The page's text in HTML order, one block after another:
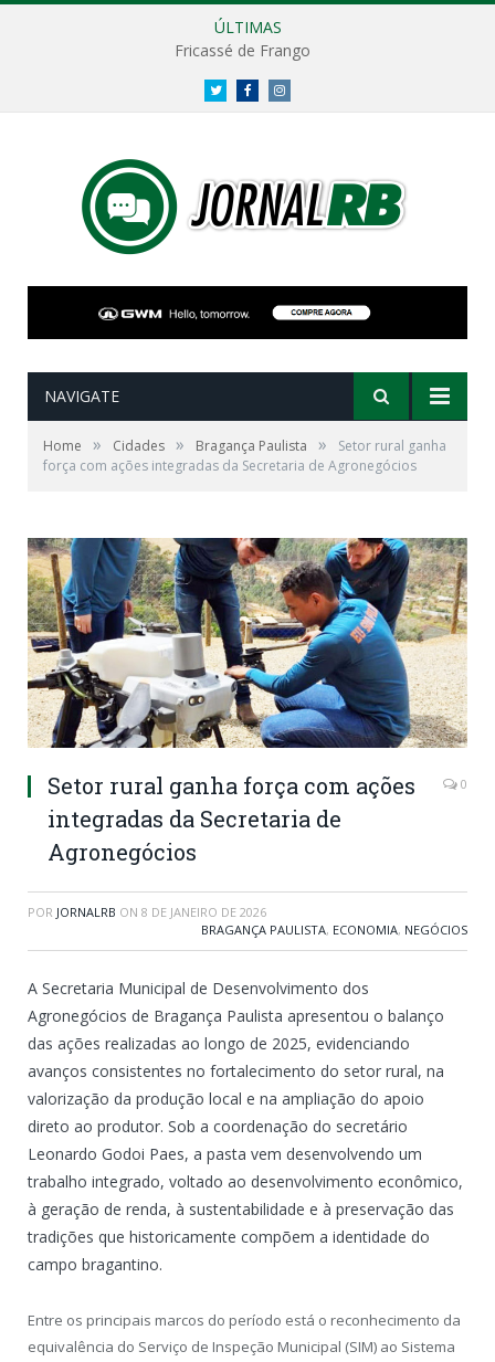
ÚLTIMAS
Fricassé de Frango
TwitterFacebookInstagram
NAVIGATE
Home » Cidades » Bragança Paulista »
Setor rural ganha
força com ações integradas da Secretaria de Agronegócios
Setor rural ganha força com ações
integradas da Secretaria de
Agronegócios
0
POR JORNALRB ON 8 DE JANEIRO DE 2026
BRAGANÇA PAULISTA, ECONOMIA, NEGÓCIOS
A Secretaria Municipal de Desenvolvimento dos
Agronegócios de Bragança Paulista apresentou o balanço
das ações realizadas ao longo de 2025, evidenciando
avanços consistentes no fortalecimento do setor rural, na
valorização da produção local e na ampliação do apoio
direto ao produtor. Sob a coordenação do secretário
Leonardo Godoi Paes, a pasta vem desenvolvendo um
trabalho integrado, voltado ao desenvolvimento econômico,
à geração de renda, à sustentabilidade e à preservação das
tradições que historicamente compõem a identidade do
campo bragantino.
Entre os principais marcos do período está o reconhecimento da
equivalência do Serviço de Inspeção Municipal (SIM) ao Sistema